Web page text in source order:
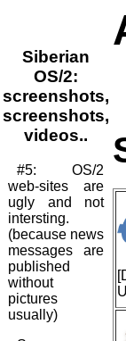
Siberian
OS/2:
screenshots,
screenshots,
videos..
#5: OS/2
web-sites are
ugly and not
intersting.
(because news
messages are
published
without
pictures
usually)